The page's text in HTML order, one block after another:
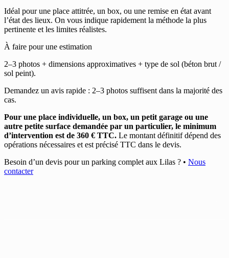
Idéal pour une place attitrée, un box, ou une remise en état avant
l’état des lieux. On vous indique rapidement la méthode la plus
pertinente et les limites réalistes.
À faire pour une estimation
2–3 photos + dimensions approximatives + type de sol (béton brut /
sol peint).
Demandez un avis rapide : 2–3 photos suffisent dans la majorité des
cas.
Pour une place individuelle, un box, un petit garage ou une
autre petite surface demandée par un particulier, le minimum
d’intervention est de 360 € TTC. Le montant définitif dépend des
opérations nécessaires et est précisé TTC dans le devis.
Besoin d’un devis pour un parking complet aux Lilas ? • Nous
contacter